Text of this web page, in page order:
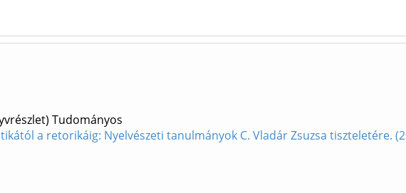
Tudományos
a retorikáig: Nyelvészeti tanulmányok C. Vladár Zsuzsa tiszteletére.